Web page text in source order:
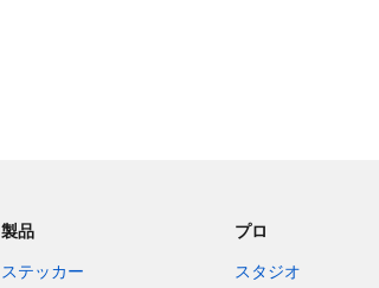
製品
ステッカー
プロ
スタジオ